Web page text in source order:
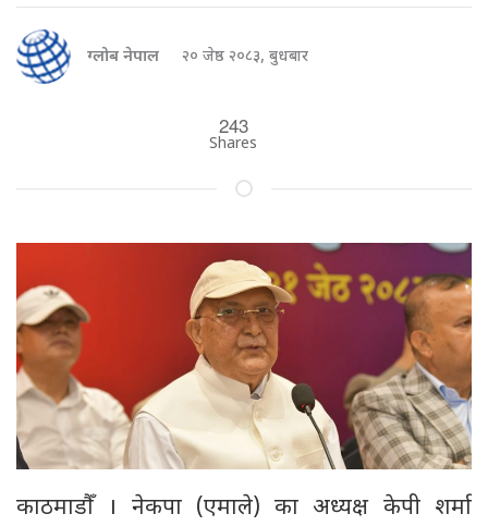
ग्लोब नेपाल २० जेष्ठ २०८३, बुधबार
243
Shares
काठमाडौँ । नेकपा (एमाले) का अध्यक्ष केपी शर्मा